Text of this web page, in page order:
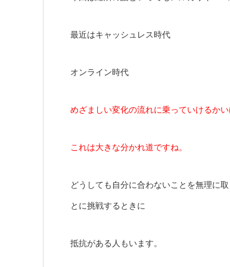
最近はキャッシュレス時代
オンライン時代
めざましい変化の流れに乗っていけるか
これは大きな分かれ道ですね。
どうしても自分に合わないことを無理に
とに挑戦するときに
抵抗がある人もいます。